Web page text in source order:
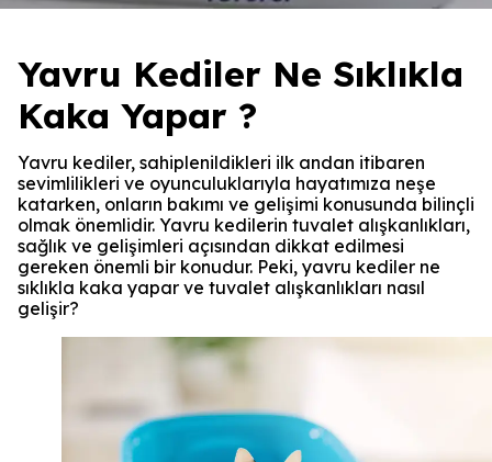
Yavru Kediler Ne Sıklıkla
Kaka Yapar ?
Yavru kediler, sahiplenildikleri ilk andan itibaren
sevimlilikleri ve oyunculuklarıyla hayatımıza neşe
katarken, onların bakımı ve gelişimi konusunda bilinçli
olmak önemlidir. Yavru kedilerin tuvalet alışkanlıkları,
sağlık ve gelişimleri açısından dikkat edilmesi
gereken önemli bir konudur. Peki, yavru kediler ne
sıklıkla kaka yapar ve tuvalet alışkanlıkları nasıl
gelişir?